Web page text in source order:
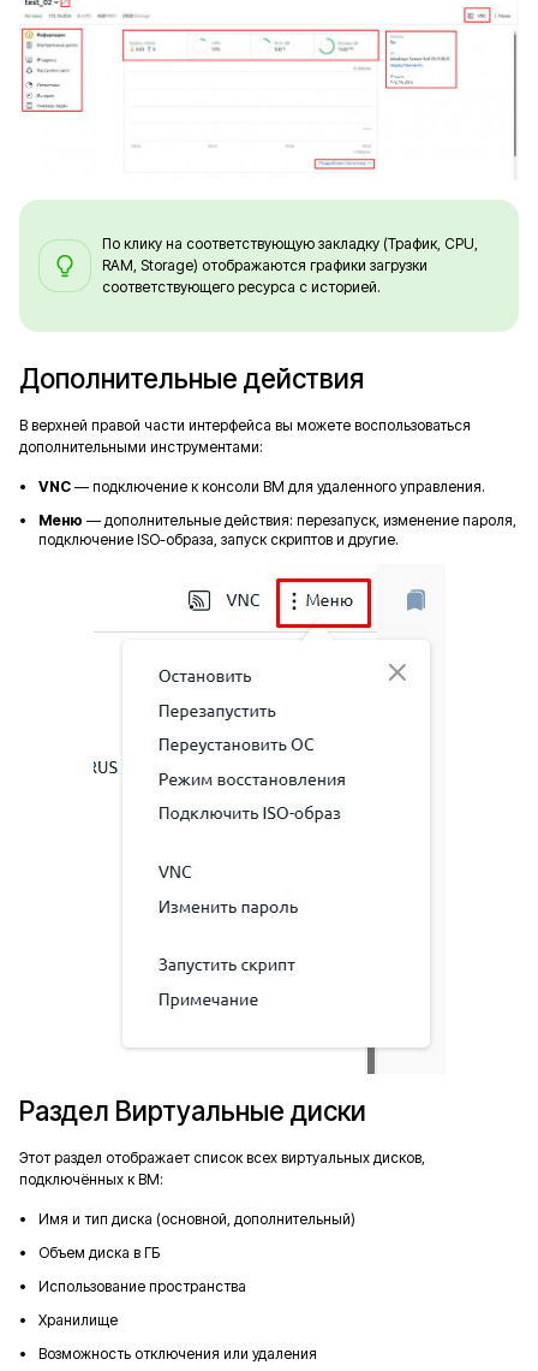
По клику на соответствующую закладку (Трафик, CPU,
RAM, Storage) отображаются графики загрузки
соответствующего ресурса с историей.
Дополнительные действия
В верхней правой части интерфейса вы можете воспользоваться
дополнительными инструментами:
VNC — подключение к консоли ВМ для удаленного управления.
Меню — дополнительные действия: перезапуск, изменение пароля,
подключение ISO-образа, запуск скриптов и другие.
Раздел Виртуальные диски
Этот раздел отображает список всех виртуальных дисков,
подключённых к ВМ:
Имя и тип диска (основной, дополнительный)
Объем диска в ГБ
Использование пространства
Хранилище
Возможность отключения или удаления